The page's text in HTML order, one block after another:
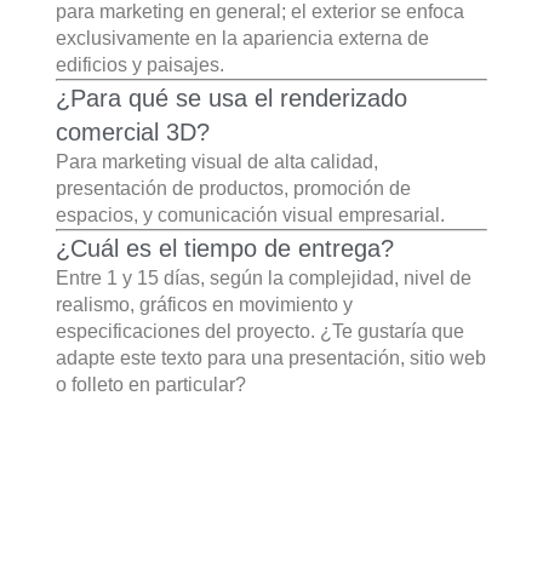
para marketing en general; el exterior se enfoca
exclusivamente en la apariencia externa de
edificios y paisajes.
¿Para qué se usa el renderizado
comercial 3D?
Para marketing visual de alta calidad,
presentación de productos, promoción de
espacios, y comunicación visual empresarial.
¿Cuál es el tiempo de entrega?
Entre 1 y 15 días, según la complejidad, nivel de
realismo, gráficos en movimiento y
especificaciones del proyecto. ¿Te gustaría que
adapte este texto para una presentación, sitio web
o folleto en particular?